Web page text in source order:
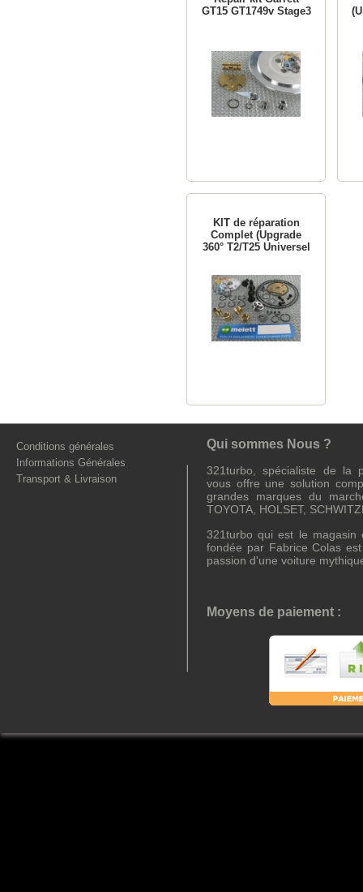
GT15 GT1749v Stage3
KIT de réparation
Complet (Upgrade
360° T2/T25 Universel
Conditions générales
Informations Générales
Transport & Livraison
Qui sommes Nous ?
321turbo, spécialiste de la
vous offre une solution
grandes marques du
TOYOTA, HOLSET,
321turbo qui est le magasin
fondée par Fabrice Colas
passion d'une voiture
Moyens de paiement :